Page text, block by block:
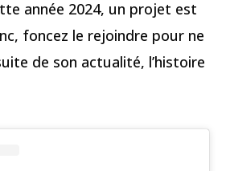
année 2024, un projet est
foncez le rejoindre pour ne
de son actualité, l’histoire